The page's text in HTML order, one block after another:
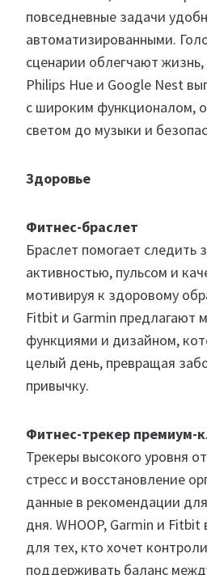
повседневные задачи
автоматизированными.
сценарии облегчают жизнь,
Philips Hue и Google Nest
с широким функционалом,
светом до музыки и
Здоровье
Фитнес-браслет
Браслет помогает следить
активностью, пульсом и
мотивируя к здоровому
Fitbit и Garmin предлагают
функциями и дизайном,
целый день, превращая
привычку.
Фитнес-трекер премиум-
Трекеры высокого уровня
стресс и восстановление
данные в рекомендации
дня. WHOOP, Garmin и
для тех, кто хочет
поддерживать баланс